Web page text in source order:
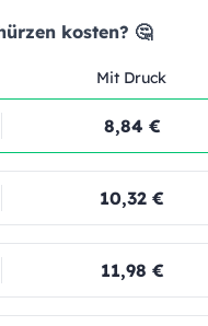
kosten? 🤔
Mit Druck
8,84 €
10,32 €
11,98 €